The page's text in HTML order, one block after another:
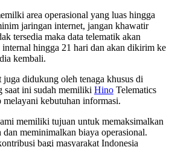
area operasional yang luas hingga
jaringan internet, jangan khawatir
tersedia maka data telematik akan
hingga 21 hari dan akan dikirim ke
kembali.
juga didukung oleh tenaga khusus di
saat ini sudah memiliki Hino Telematics
kebutuhan informasi.
memiliki tujuan untuk memaksimalkan
meminimalkan biaya operasional.
bagi masyarakat Indonesia